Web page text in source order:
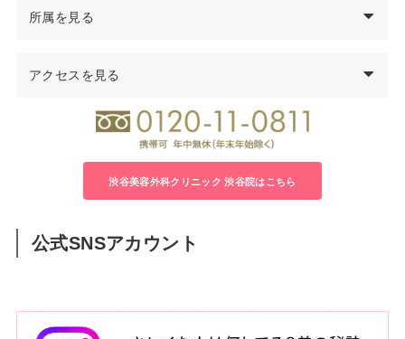
00年 千葉大学医学部付属病院形成外科勤務
千葉大学大学院修了 医学博士号取得
渋谷美容外科クリニック立川院 院長就任
渋谷美容外科クリニック渋谷院 院長就任
所属を見る
日本形成外科学会 形成外科専門医
日本頭蓋顎顔面外科学会会員
アクセスを見る
渋谷美容外科クリニック 渋谷院はこちら
公式SNSアカウント